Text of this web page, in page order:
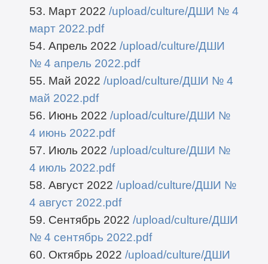
53. Март 2022 /upload/culture/ДШИ № 4
март 2022.pdf
54. Апрель 2022 /upload/culture/ДШИ
№ 4 апрель 2022.pdf
55. Май 2022 /upload/culture/ДШИ № 4
май 2022.pdf
56. Июнь 2022 /upload/culture/ДШИ №
4 июнь 2022.pdf
57. Июль 2022 /upload/culture/ДШИ №
4 июль 2022.pdf
58. Август 2022 /upload/culture/ДШИ №
4 август 2022.pdf
59. Сентябрь 2022 /upload/culture/ДШИ
№ 4 сентябрь 2022.pdf
60. Октябрь 2022 /upload/culture/ДШИ